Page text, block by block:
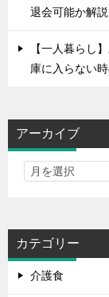
退会可能か解説
【一人暮らし
庫に入らない
アーカイブ
カテゴリー
介護食